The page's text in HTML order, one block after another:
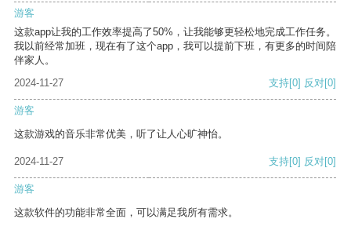
游客
这款app让我的工作效率提高了50%，让我能够更轻松地完成工作任务。
我以前经常加班，现在有了这个app，我可以提前下班，有更多的时间陪
伴家人。
2024-11-27
支持[0] 反对[0]
游客
这款游戏的音乐非常优美，听了让人心旷神怡。
2024-11-27 支持[0] 反对[0]
游客
这款软件的功能非常全面，可以满足我所有需求。